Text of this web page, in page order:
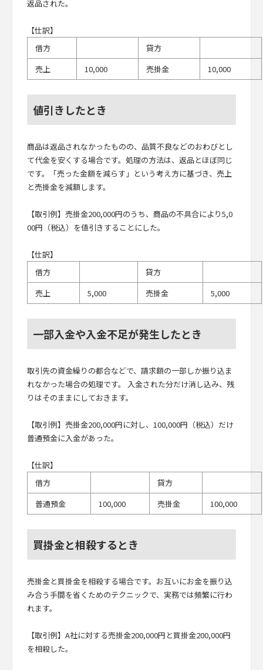
返品された。
【仕訳】
借方
貸方
売上
10,000 売掛金 10,000
値引きしたとき
商品は返品されなかったものの、品質不良などのおわびとし
て代金を安くする場合です。処理の方法は、返品とほぼ同じ
です。「売った金額を減らす」という考え方に基づき、売上
と売掛金を減額します。
【取引例】売掛金200,000円のうち、商品の不具合により5,0
00円（税込）を値引きすることにした。
【仕訳】
借方
貸方
売上
5,000 売掛金 5,000
一部入金や入金不足が発生したとき
取引先の資金繰りの都合などで、請求額の一部しか振り込ま
れなかった場合の処理です。 入金された分だけ消し込み、残
りはそのままにしておきます。
【取引例】売掛金200,000円に対し、100,000円（税込）だけ
普通預金に入金があった。
【仕訳】
借方
貸方
普通預金
100,000 売掛金 100,000
買掛金と相殺するとき
売掛金と買掛金を相殺する場合です。お互いにお金を振り込
み合う手間を省くためのテクニックで、実務では頻繁に行わ
れます。
【取引例】A社に対する売掛金200,000円と買掛金200,000円
を相殺した。